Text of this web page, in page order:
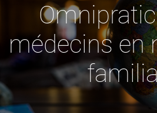
médecins en